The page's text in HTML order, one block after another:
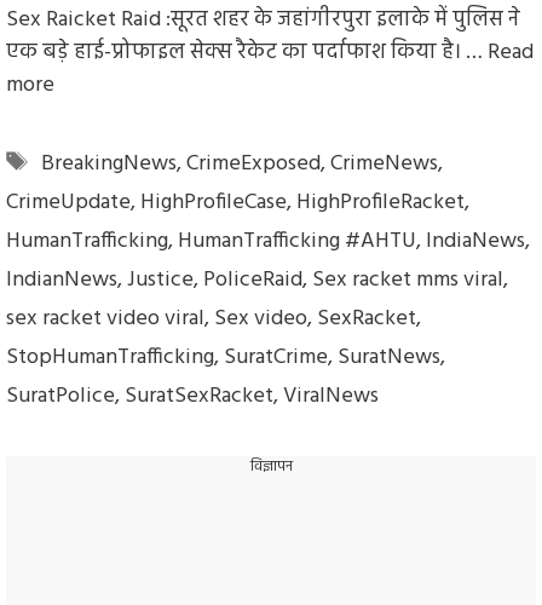
Sex Raicket Raid :सूरत शहर के जहांगीरपुरा इलाके में पुलिस ने
एक बड़े हाई-प्रोफाइल सेक्स रैकेट का पर्दाफाश किया है। … Read
more
Tags
BreakingNews,CrimeExposed,CrimeNews,
CrimeUpdate,HighProfileCase,HighProfileRacket,
HumanTrafficking,HumanTrafficking #AHTU,IndiaNews,
IndianNews,Justice,PoliceRaid,Sex racket mms viral,
sex racket video viral,Sex video,SexRacket,
StopHumanTrafficking,SuratCrime,SuratNews,
SuratPolice,SuratSexRacket,ViralNews
विज्ञापन